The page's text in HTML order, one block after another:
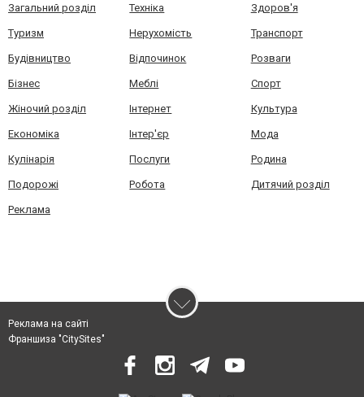
Загальний розділ Техніка Здоров'я
Туризм Нерухомість Транспорт
Будівництво Відпочинок Розваги
Бізнес Меблі Спорт
Жіночий розділ Інтернет Культура
Економіка Інтер'єр Мода
Кулінарія Послуги Родина
Подорожі Робота Дитячий розділ
Реклама
Реклама на сайті
Франшиза "CitySites"